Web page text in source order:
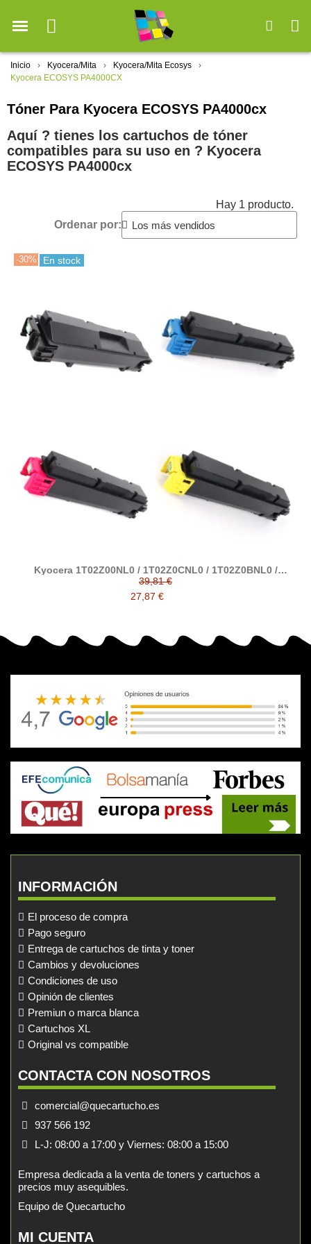
Inicio Kyocera/Mita
Kyocera/Mita Ecosys
Kyocera ECOSYS PA4000CX
Tóner Para Kyocera ECOSYS PA4000cx
Aquí ? tienes los cartuchos de tóner
compatibles para su uso en ?️ Kyocera
ECOSYS PA4000cx
Hay 1 producto.
Ordenar por:
-30% En stock
Kyocera 1T02Z00NL0 / 1T02Z0CNL0 / 1T02Z0BNL0 /
1T02Z0ANL0 tóner compatible TK5380
39,81 €
27,87 €
INFORMACIÓN
El proceso de compra
Pago seguro
Entrega de cartuchos de tinta y toner
Cambios y devoluciones
Condiciones de uso
Opinión de clientes
Premiun o marca blanca
Cartuchos XL
Original vs compatible
CONTACTA CON NOSOTROS
comercial@quecartucho.es
937 566 192
L-J: 08:00 a 17:00 y Viernes: 08:00 a 15:00
Empresa dedicada a la venta de toners y cartuchos a
precios muy asequibles.
Equipo de Quecartucho
MI CUENTA